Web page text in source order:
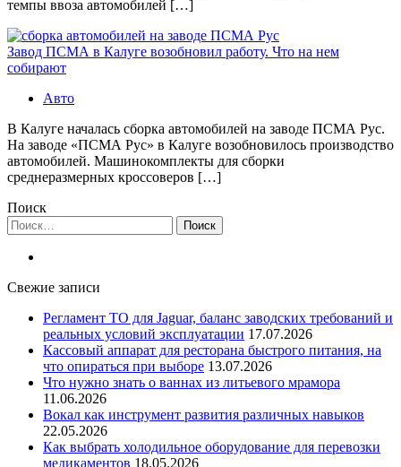
темпы ввоза автомобилей […]
Завод ПСМА в Калуге возобновил работу. Что на нем
собирают
Авто
В Калуге началась сборка автомобилей на заводе ПСМА Рус.
На заводе «ПСМА Рус» в Калуге возобновилось производство
автомобилей. Машинокомплекты для сборки
среднеразмерных кроссоверов […]
Поиск
Найти:
Свежие записи
Регламент ТО для Jaguar, баланс заводских требований и
реальных условий эксплуатации 17.07.2026
Кассовый аппарат для ресторана быстрого питания, на
что опираться при выборе 13.07.2026
Что нужно знать о ваннах из литьевого мрамора
11.06.2026
Вокал как инструмент развития различных навыков
22.05.2026
Как выбрать холодильное оборудование для перевозки
медикаментов 18.05.2026